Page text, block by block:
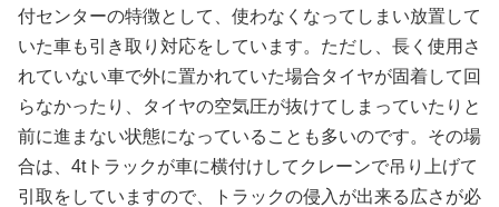
付センターの特徴として、使わなくなってしまい放置して
いた車も引き取り対応をしています。ただし、長く使用さ
れていない車で外に置かれていた場合タイヤが固着して回
らなかったり、タイヤの空気圧が抜けてしまっていたりと
前に進まない状態になっていることも多いのです。その場
合は、4tトラックが車に横付けしてクレーンで吊り上げて
引取をしていますので、トラックの侵入が出来る広さが必